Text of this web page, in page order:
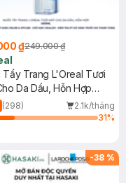
₫249.000 ₫
Tẩy Trang L'Oreal Tươi
Da Dầu, Hỗn Hợp
(298)
2.1k/tháng
31%
-38 %